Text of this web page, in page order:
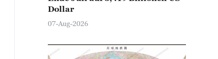
Dollar
07-Aug-2026